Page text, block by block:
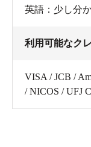
英語：少し分
利用可能なク
VISA / JCB /
/ NICOS / UFJ